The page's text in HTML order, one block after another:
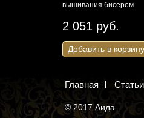
вышивания бисером
2 051 руб.
Добавить в корзину
Главная Статьи
© 2017 Аида